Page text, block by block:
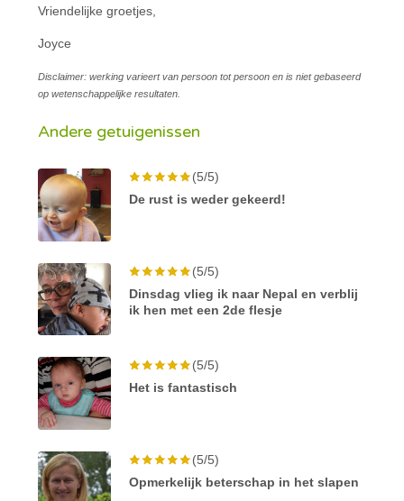
Vriendelijke groetjes,
Joyce
Disclaimer: werking varieert van persoon tot persoon en is niet gebaseerd
op wetenschappelijke resultaten.
Andere getuigenissen
(5/5)
De rust is weder gekeerd!
(5/5)
Dinsdag vlieg ik naar Nepal en verblij
ik hen met een 2de flesje
(5/5)
Het is fantastisch
(5/5)
Opmerkelijk beterschap in het slapen